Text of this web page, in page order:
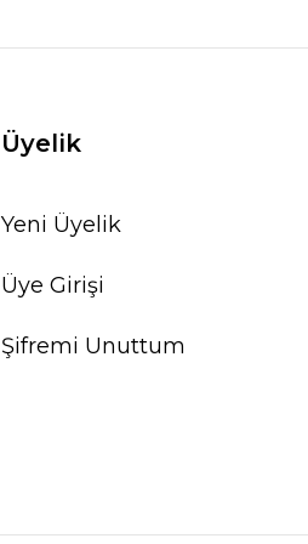
Üyelik
Yeni Üyelik
Üye Girişi
Şifremi Unuttum